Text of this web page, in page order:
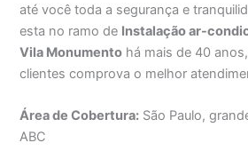
até você toda a segurança e
esta no ramo de Instalação ar-
Vila Monumento há mais de 40
clientes comprova o melhor
Área de Cobertura: São Paulo,
ABC